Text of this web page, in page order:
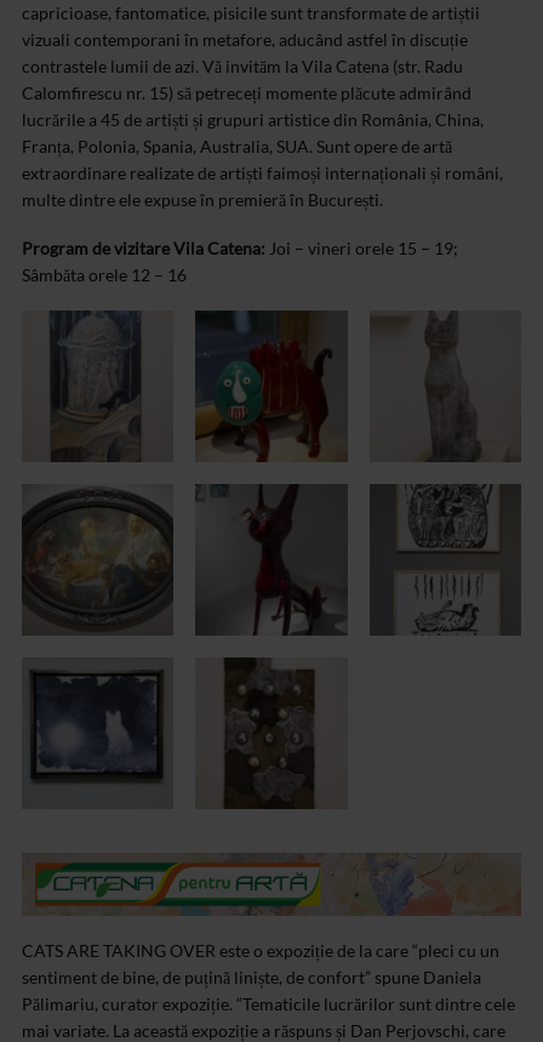
capricioase, fantomatice, pisicile sunt transformate de artiștii
vizuali contemporani în metafore, aducând astfel în discuție
contrastele lumii de azi. Vă invităm la Vila Catena (str. Radu
Calomfirescu nr. 15) să petreceți momente plăcute admirând
lucrările a 45 de artiști și grupuri artistice din România, China,
Franța, Polonia, Spania, Australia, SUA. Sunt opere de artă
extraordinare realizate de artiști faimoși internaționali și români,
multe dintre ele expuse în premieră în București.
Program de vizitare Vila Catena: Joi – vineri orele 15 – 19;
Sâmbăta orele 12 – 16
CATS ARE TAKING OVER este o expoziție de la care “pleci cu un
sentiment de bine, de puțină liniște, de confort” spune Daniela
Pălimariu, curator expoziție. “Tematicile lucrărilor sunt dintre cele
mai variate. La această expoziție a răspuns și Dan Perjovschi, care